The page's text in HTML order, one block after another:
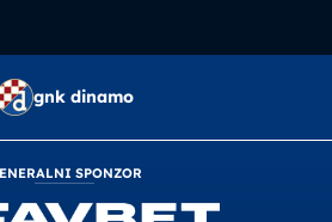
gnk dinamo
SPONZOR